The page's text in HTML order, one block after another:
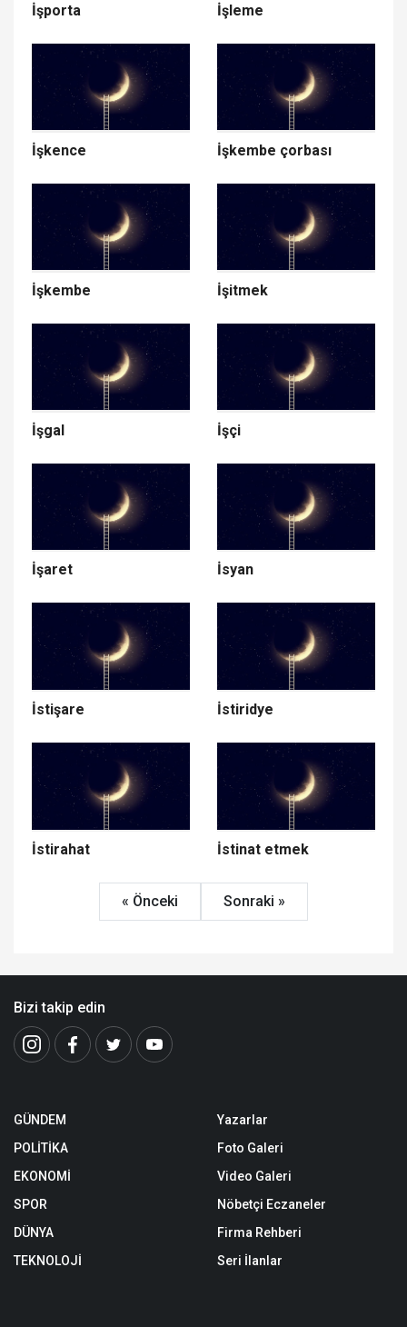
İşporta İşleme
İşkence İşkembe çorbası
İşkembe İşitmek
İşgal İşçi
İşaret İsyan
İstişare İstiridye
İstirahat İstinat etmek
« Önceki Sonraki »
Bizi takip edin
GÜNDEM
POLİTİKA
EKONOMİ
SPOR
DÜNYA
TEKNOLOJİ
Yazarlar
Foto Galeri
Video Galeri
Nöbetçi Eczaneler
Firma Rehberi
Seri İlanlar